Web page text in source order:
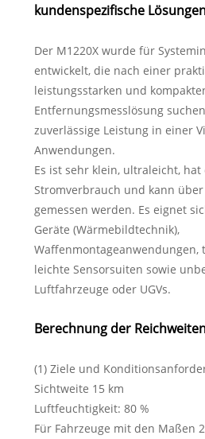
kundenspezifische
Der M1220X wurde für
entwickelt, die nach einer
leistungsstarken und
Entfernungsmesslösung
zuverlässige Leistung in einer
Anwendungen.
Es ist sehr klein, ultraleicht,
Stromverbrauch und kann
gemessen werden. Es eignet
Geräte (Wärmebildtechnik),
Waffenmontageanwendungen,
leichte Sensorsuiten sowie
Luftfahrzeuge oder UGVs.
Berechnung der
(1) Ziele und
Sichtweite 15 km
Luftfeuchtigkeit: 80 %
Für Fahrzeuge mit den Maßen